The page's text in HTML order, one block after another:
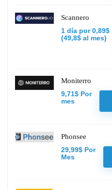
Scannero
1 día por 0,89$
(49,8$ al mes)
Moniterro
9,71$ Por
mes
Phonsee
29,99$ Por
Mes